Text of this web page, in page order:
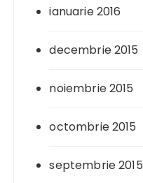
ianuarie 2016
decembrie 2015
noiembrie 2015
octombrie 2015
septembrie 2015